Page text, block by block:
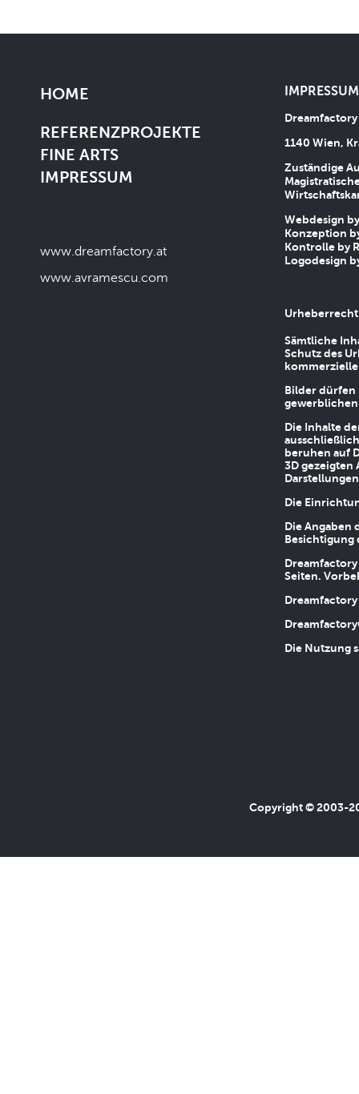
HOME
REFERENZPROJEKTE
FINE ARTS
IMPRESSUM
www.dreamfactory.at
www.avramescu.com
1140 Wien,
Zuständige
Webdesign
Konzeption
Kontrolle by
Logodesign
Urheberrecht
Sämtliche
Schutz des
Bilder dürfen
Die Inhalte
beruhen auf
3D gezeigten
Die
Die
Besichtigung
Seiten.
Die Nutzung
Copyright © 2003-